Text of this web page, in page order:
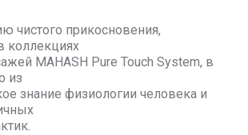
чистого прикосновения,
коллекциях
MAHASH Pure Touch System, в
из
знание физиологии человека и